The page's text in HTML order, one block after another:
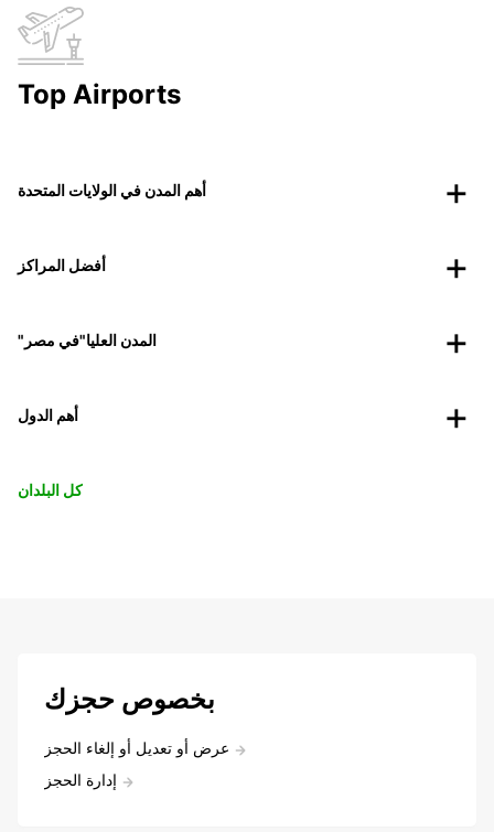
Top Airports
أهم المدن في الولايات المتحدة
أفضل المراكز
"المدن العليا"في مصر
أهم الدول
كل البلدان
بخصوص حجزك
عرض أو تعديل أو إلغاء الحجز
إدارة الحجز